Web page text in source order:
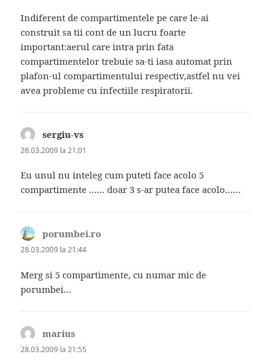
Indiferent de compartimentele pe care le-ai
construit sa tii cont de un lucru foarte
important:aerul care intra prin fata
compartimentelor trebuie sa-ti iasa automat prin
plafon-ul compartimentului respectiv,astfel nu vei
avea probleme cu infectiile respiratorii.
sergiu-vs
28.03.2009 la 21:01
Eu unul nu inteleg cum puteti face acolo 5
compartimente …… doar 3 s-ar putea face acolo……
porumbei.ro
28.03.2009 la 21:44
Merg si 5 compartimente, cu numar mic de
porumbei…
marius
28.03.2009 la 21:55